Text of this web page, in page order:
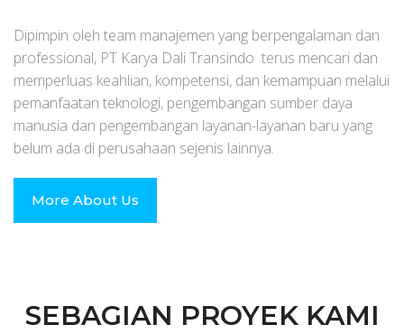
Dipimpin oleh team manajemen yang berpengalaman dan
professional, PT Karya Dali Transindo terus mencari dan
memperluas keahlian, kompetensi, dan kemampuan melalui
pemanfaatan teknologi, pengembangan sumber daya
manusia dan pengembangan layanan-layanan baru yang
belum ada di perusahaan sejenis lainnya.
More About Us
SEBAGIAN PROYEK KAMI